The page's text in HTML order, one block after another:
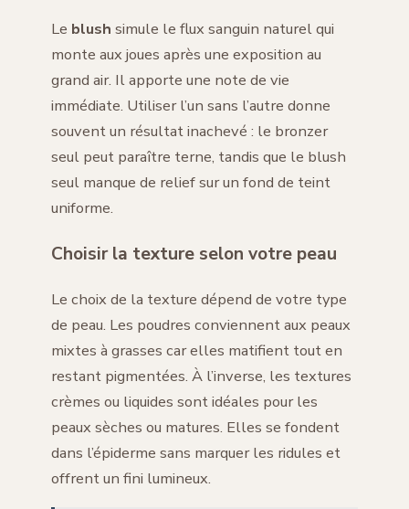
Le blush simule le flux sanguin naturel qui
monte aux joues après une exposition au
grand air. Il apporte une note de vie
immédiate. Utiliser l’un sans l’autre donne
souvent un résultat inachevé : le bronzer
seul peut paraître terne, tandis que le blush
seul manque de relief sur un fond de teint
uniforme.
Choisir la texture selon votre peau
Le choix de la texture dépend de votre type
de peau. Les poudres conviennent aux peaux
mixtes à grasses car elles matifient tout en
restant pigmentées. À l’inverse, les textures
crèmes ou liquides sont idéales pour les
peaux sèches ou matures. Elles se fondent
dans l’épiderme sans marquer les ridules et
offrent un fini lumineux.